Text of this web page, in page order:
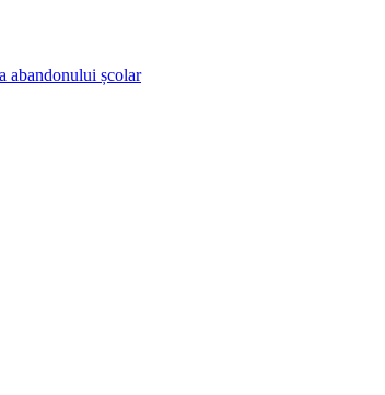
abandonului școlar